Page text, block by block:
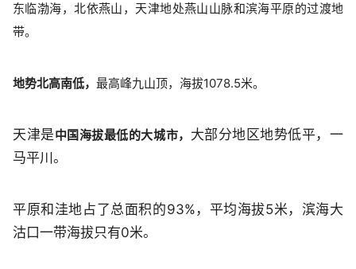
东临渤海，北依燕山，天津地处燕山山脉和滨海平原的过渡地
带。
地势北高南低， 最高峰九山顶，海拔1078.5米。
天津是中国海拔最低的大城市， 大部分地区地势低平，一
马平川。
平原和洼地占了总面积的93%，平均海拔5米，滨海大
沽口一带海拔只有0米。